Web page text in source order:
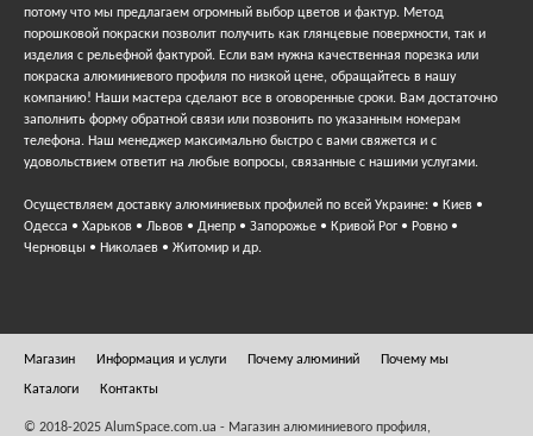
потому что мы предлагаем огромный выбор цветов и фактур. Метод
порошковой покраски позволит получить как глянцевые поверхности, так и
изделия с рельефной фактурой. Если вам нужна качественная порезка или
покраска алюминиевого профиля по низкой цене, обращайтесь в нашу
компанию! Наши мастера сделают все в оговоренные сроки. Вам достаточно
заполнить форму обратной связи или позвонить по указанным номерам
телефона. Наш менеджер максимально быстро с вами свяжется и с
удовольствием ответит на любые вопросы, связанные с нашими услугами.
Осуществляем доставку алюминиевых профилей по всей Украине: • Киев •
Одесса • Харьков • Львов • Днепр • Запорожье • Кривой Рог • Ровно •
Черновцы • Николаев • Житомир и др.
Магазин Информация и услуги Почему алюминий Почему мы
Каталоги Контакты
© 2018-2025 AlumSpace.com.ua - Магазин алюминиевого профиля,